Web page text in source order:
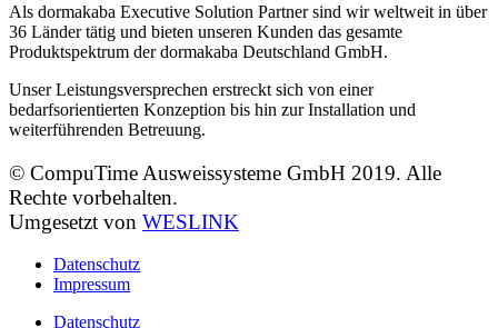
Als dormakaba Executive Solution Partner sind wir weltweit in über
36 Länder tätig und bieten unseren Kunden das gesamte
Produktspektrum der dormakaba Deutschland GmbH.
Unser Leistungsversprechen erstreckt sich von einer
bedarfsorientierten Konzeption bis hin zur Installation und
weiterführenden Betreuung.
© CompuTime Ausweissysteme GmbH 2019. Alle
Rechte vorbehalten.
Umgesetzt von WESLINK
Datenschutz
Impressum
Datenschutz